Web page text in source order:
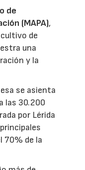
de
(MAPA),
de
una
y la
se asienta
las 30.200
por Lérida
70% de la